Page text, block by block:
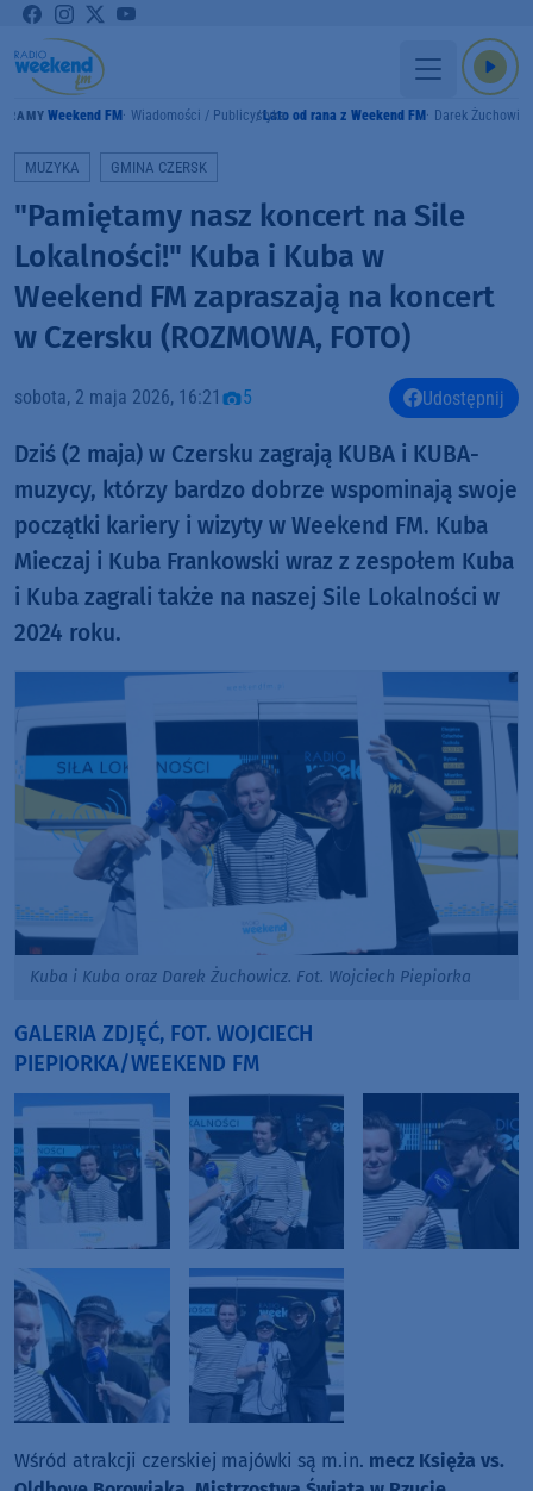
GRAMY Weekend FM Wiadomości / PublicystykaLato od rana z Weekend FM Darek Żuchowicz
MUZYKA GMINA CZERSK
"Pamiętamy nasz koncert na Sile
Lokalności!" Kuba i Kuba w
Weekend FM zapraszają na koncert
w Czersku (ROZMOWA, FOTO)
sobota, 2 maja 2026, 16:21 5 Udostępnij
Dziś (2 maja) w Czersku zagrają KUBA i KUBA-
muzycy, którzy bardzo dobrze wspominają swoje
początki kariery i wizyty w Weekend FM. Kuba
Mieczaj i Kuba Frankowski wraz z zespołem Kuba
i Kuba zagrali także na naszej Sile Lokalności w
2024 roku.
Kuba i Kuba oraz Darek Żuchowicz. Fot. Wojciech Piepiorka
GALERIA ZDJĘĆ, FOT. WOJCIECH
PIEPIORKA/WEEKEND FM
Wśród atrakcji czerskiej majówki są m.in. mecz Księża vs.